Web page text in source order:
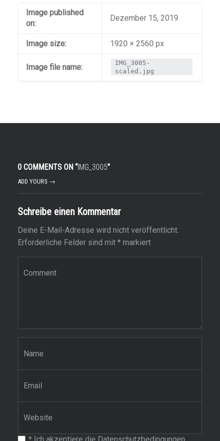
Image published
on:
Dezember 15, 2019
Image size: 1920 × 2560 px
Image file name:
IMG_3005-
scaled.jpg
0 COMMENTS ON “IMG_3005”
ADD YOURS →
Schreibe einen Kommentar
Deine E-Mail-Adresse wird nicht veröffentlicht.
Erforderliche Felder sind mit *markiert